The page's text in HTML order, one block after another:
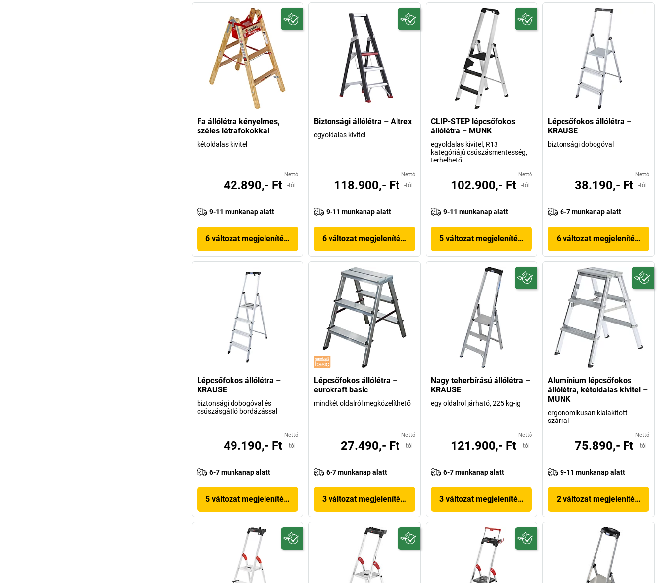
Fa állólétra kényelmes,
széles létrafokokkal
kétoldalas kivitel
Nettó
42.890,- Ft -tól
9-11 munkanap alatt
6 változat megjelenítése
Biztonsági állólétra – Altrex
egyoldalas kivitel
Nettó
118.900,- Ft -tól
9-11 munkanap alatt
6 változat megjelenítése
CLIP-STEP lépcsőfokos
állólétra – MUNK
egyoldalas kivitel, R13
kategóriájú csúszásmentesség,
terhelhető
Nettó
102.900,- Ft -tól
9-11 munkanap alatt
5 változat megjelenítése
Lépcsőfokos állólétra –
KRAUSE
biztonsági dobogóval
Nettó
38.190,- Ft -tól
6-7 munkanap alatt
6 változat megjelenítése
Lépcsőfokos állólétra –
KRAUSE
biztonsági dobogóval és
csúszásgátló bordázással
Nettó
49.190,- Ft -tól
6-7 munkanap alatt
5 változat megjelenítése
Lépcsőfokos állólétra –
eurokraft basic
mindkét oldalról megközelíthető
Nettó
27.490,- Ft -tól
6-7 munkanap alatt
3 változat megjelenítése
Nagy teherbírású állólétra –
KRAUSE
egy oldalról járható, 225 kg-ig
Nettó
121.900,- Ft -tól
6-7 munkanap alatt
3 változat megjelenítése
Alumínium lépcsőfokos
állólétra, kétoldalas kivitel –
MUNK
ergonomikusan kialakított
szárral
Nettó
75.890,- Ft -tól
9-11 munkanap alatt
2 változat megjelenítése